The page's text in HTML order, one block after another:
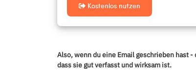
Kostenlos nutzen
Also, wenn du eine Email geschrieben hast
dass sie gut verfasst und wirksam ist.